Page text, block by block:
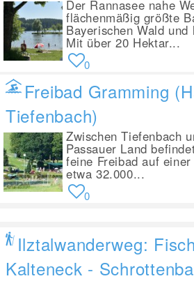
Der Rannasee nahe
flächenmäßig größte
Bayerischen Wald
Mit über 20 Hektar...
0
Freibad Gramming
Tiefenbach)
Zwischen Tiefenbach
Passauer Land
feine Freibad auf
etwa 32.000...
0
Ilztalwanderweg:
Kalteneck -